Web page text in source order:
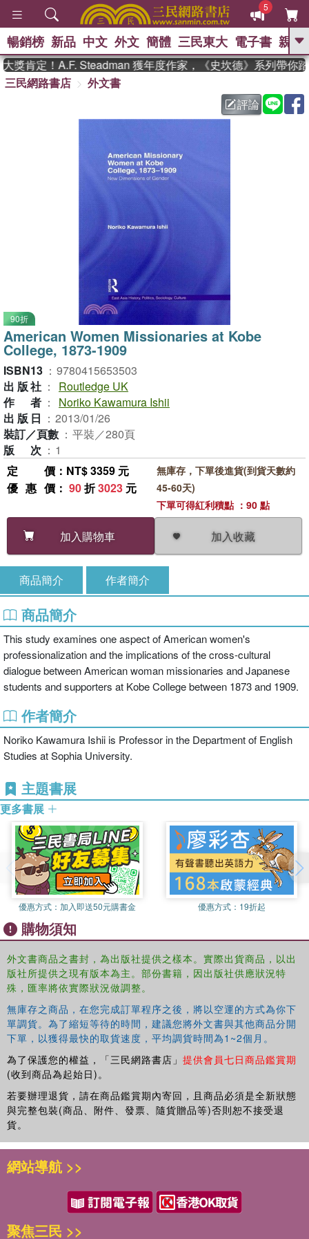
5
GO
父親節 、 如果歷
暑期推薦 、 國際布克
偉大的迷走神經
暢銷榜 新品 中文 外文 簡體 三民東大 電子書 親子
肯定！A.F. Steadman 獲年度作家，《史坎德》系列帶你踏
三民網路書店
外文書
評論
90折
American Women Missionaries at Kobe
College, 1873-1909
ISBN13 ： 9780415653503
出版社 ：
Routledge UK
作者 ：
Noriko Kawamura Ishii
出版日 ： 2013/01/26
裝訂／頁數 ： 平裝／280頁
版次 ： 1
定價 ：NT$ 3359 元
優惠價 ： 90折3023 元
加入購物車 加入收藏
無庫存，下單後進貨(到貨天數約
45-60天)
下單可得紅利積點 ：90 點
商品簡介 作者簡介
商品簡介
This study examines one aspect of American women's
professionalization and the implications of the cross-cultural
dialogue between American woman missionaries and Japanese
students and supporters at Kobe College between 1873 and 1909.
作者簡介
Noriko Kawamura Ishii is Professor in the Department of English
Studies at Sophia University.
主題書展
更多書展
優惠方式： 加入即送50元購書金 優惠方式： 19折起
購物須知
外文書商品之書封，為出版社提供之樣本。實際出貨商品，以出
版社所提供之現有版本為主。部份書籍，因出版社供應狀況特
殊，匯率將依實際狀況做調整。
無庫存之商品，在您完成訂單程序之後，將以空運的方式為你下
單調貨。為了縮短等待的時間，建議您將外文書與其他商品分開
下單，以獲得最快的取貨速度，平均調貨時間為1~2個月。
為了保護您的權益，「三民網路書店」 提供會員七日商品鑑賞期
(收到商品為起始日)。
若要辦理退貨，請在商品鑑賞期內寄回，且商品必須是全新狀態
與完整包裝(商品、附件、發票、隨貨贈品等)否則恕不接受退
貨。
網站導航 >>
聚焦三民 >>